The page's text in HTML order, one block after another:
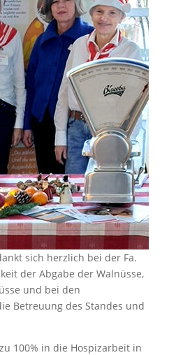
sich herzlich bei der Fa.
der Abgabe der Walnüsse,
und bei den
Betreuung des Standes und
100% in die Hospizarbeit in